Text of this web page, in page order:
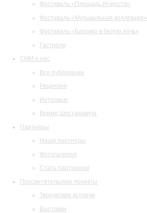
Фестиваль «Площадь Искусств»
Фестиваль «Музыкальная коллекция»
Фестиваль «Барокко в белую ночь»
Гастроли
СМИ о нас
Все публикации
Рецензии
Интервью
Время Шостаковича
Партнеры
Наши партнеры
Фотогалерея
Стать партнером
Просветительские проекты
Творческие встречи
Выставки